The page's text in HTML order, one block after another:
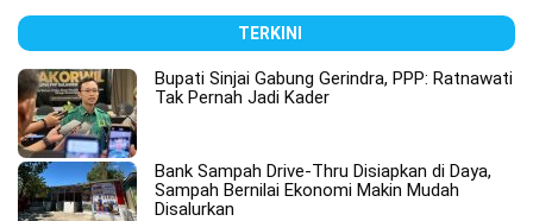
TERKINI
Bupati Sinjai Gabung Gerindra, PPP: Ratnawati
Tak Pernah Jadi Kader
Bank Sampah Drive-Thru Disiapkan di Daya,
Sampah Bernilai Ekonomi Makin Mudah
Disalurkan